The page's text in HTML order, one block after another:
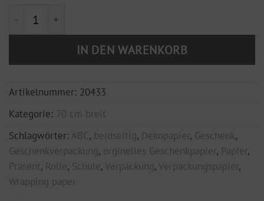
Geschenkpapier ABC, Format 70 cm x 3 m - 80 g/m²
IN DEN WARENKORB
Artikelnummer: 20433
Kategorie: 70 cm breit
Schlagwörter: ABC, beidseitig, Dekopapier, Geschenk,
Geschenkverpackung, orginelles Geschenkpapier, Papier,
Präsent, Rolle, Schule,Verpackung,Verpackungspapier,
Wrapping paper